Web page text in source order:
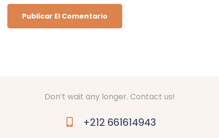
Don’t wait any longer. Contact us!
+212 661614943